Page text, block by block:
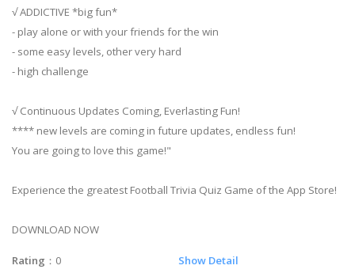
√ ADDICTIVE *big fun*
- play alone or with your friends for the win
- some easy levels, other very hard
- high challenge
√ Continuous Updates Coming, Everlasting Fun!
**** new levels are coming in future updates, endless fun!
You are going to love this game!"
Experience the greatest Football Trivia Quiz Game of the App Store!
DOWNLOAD NOW
Rating ：0 Show Detail